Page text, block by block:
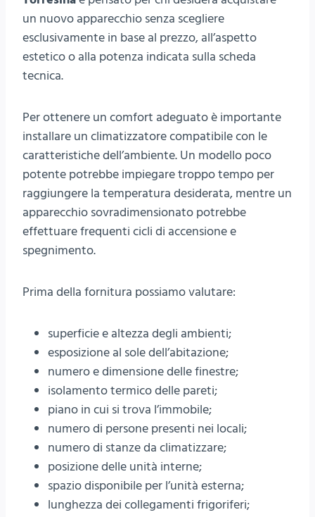
un nuovo apparecchio senza scegliere
esclusivamente in base al prezzo, all’aspetto
estetico o alla potenza indicata sulla scheda
tecnica.
Per ottenere un comfort adeguato è importante
installare un climatizzatore compatibile con le
caratteristiche dell’ambiente. Un modello poco
potente potrebbe impiegare troppo tempo per
raggiungere la temperatura desiderata, mentre un
apparecchio sovradimensionato potrebbe
effettuare frequenti cicli di accensione e
spegnimento.
Prima della fornitura possiamo valutare:
superficie e altezza degli ambienti;
esposizione al sole dell’abitazione;
numero e dimensione delle finestre;
isolamento termico delle pareti;
piano in cui si trova l’immobile;
numero di persone presenti nei locali;
numero di stanze da climatizzare;
posizione delle unità interne;
spazio disponibile per l’unità esterna;
lunghezza dei collegamenti frigoriferi;